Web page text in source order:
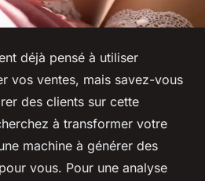
déjà pensé à utiliser
vos ventes, mais savez-vous
des clients sur cette
à transformer votre
machine à générer des
vous. Pour une analyse